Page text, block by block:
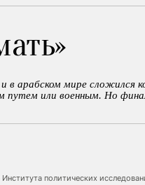
арабском мире сложился
или военным. Но
политических